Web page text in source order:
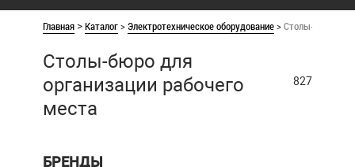
Главная >Каталог>Электротехническое оборудование>Столы-бюро для
Столы-бюро для
организации рабочего
места
827
БРЕНДЫ